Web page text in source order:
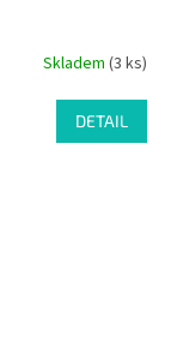
Skladem (3 ks)
DETAIL